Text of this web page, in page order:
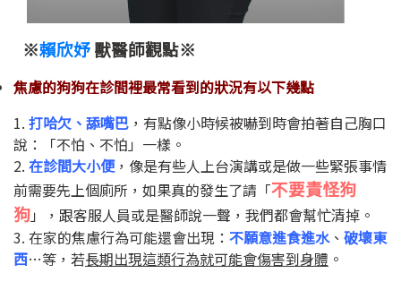
※賴欣妤獸醫師觀點※
焦慮的狗狗在診間裡最常看到的狀況有以下幾點
1. 打哈欠、舔嘴巴 ，有點像小時候被嚇到時會拍著自己胸口
說：「不怕、不怕」一樣。
2. 在診間大小便，像是有些人上台演講或是做一些緊張事情
前需要先上個廁所，如果真的發生了請「不要責怪狗
狗」，跟客服人員或是醫師說一聲，我們都會幫忙清掉。
3. 在家的焦慮行為可能還會出現： 不願意進食進水、 破壞東
西…等，若長期出現這類行為就可能會傷害到身體 。